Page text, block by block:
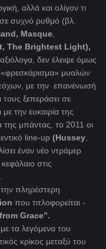
αλλά και ολίγον τι
συχνό ρυθμό (βλ.
, Masque,
, The Brightest Light),
δεν έλειψε όμως
«φρεσκάρισμα» μυαλών
με την επανένωσή
ξεπεράσει σε
την ευκαιρία της
της μπάντας, το 2011 οι
line-up (Hussey,
έναν νέο ντράμερ
στις
πληρέστερη
που τιτλοφορείται -
from Grace”.
τα λεγόμενα του
κρίκος μεταξύ του